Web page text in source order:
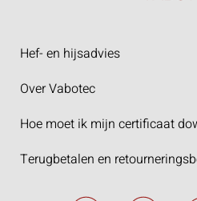
Hef- en hijsadvies
Over Vabotec
Hoe moet ik mijn certificaat
Terugbetalen en